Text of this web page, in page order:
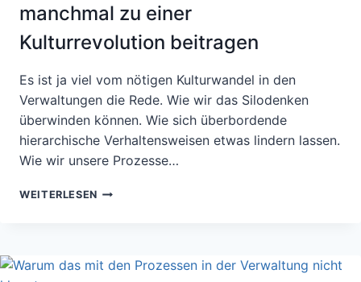
manchmal zu einer
Kulturrevolution beitragen
Es ist ja viel vom nötigen Kulturwandel in den
Verwaltungen die Rede. Wie wir das Silodenken
überwinden können. Wie sich überbordende
hierarchische Verhaltensweisen etwas lindern lassen.
Wie wir unsere Prozesse…
WEITERLESEN EINFÜHRUNG
WIR